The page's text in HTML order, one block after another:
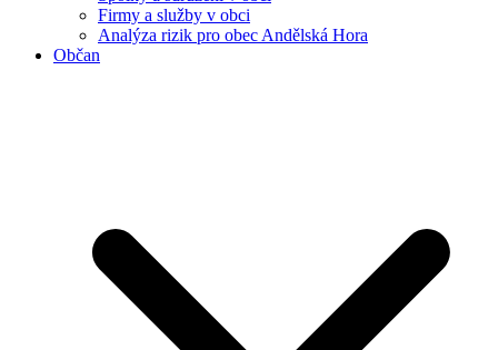
Firmy a služby v obci
Analýza rizik pro obec Andělská Hora
Občan